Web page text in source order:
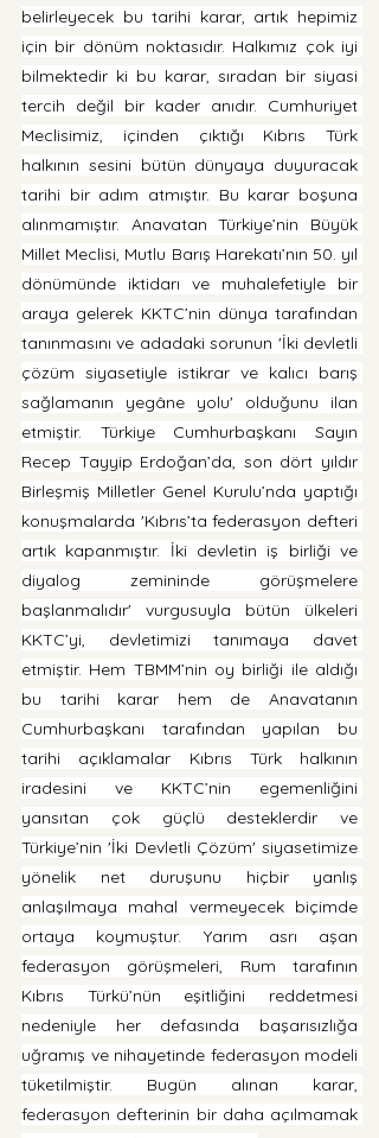
belirleyecek bu tarihi karar, artık hepimiz
için bir dönüm noktasıdır. Halkımız çok iyi
bilmektedir ki bu karar, sıradan bir siyasi
tercih değil bir kader anıdır. Cumhuriyet
Meclisimiz, içinden çıktığı Kıbrıs Türk
halkının sesini bütün dünyaya duyuracak
tarihi bir adım atmıştır. Bu karar boşuna
alınmamıştır. Anavatan Türkiye’nin Büyük
Millet Meclisi, Mutlu Barış Harekatı’nın 50. yıl
dönümünde iktidarı ve muhalefetiyle bir
araya gelerek KKTC’nin dünya tarafından
tanınmasını ve adadaki sorunun 'İki devletli
çözüm siyasetiyle istikrar ve kalıcı barış
sağlamanın yegâne yolu' olduğunu ilan
etmiştir. Türkiye Cumhurbaşkanı Sayın
Recep Tayyip Erdoğan’da, son dört yıldır
Birleşmiş Milletler Genel Kurulu’nda yaptığı
konuşmalarda 'Kıbrıs’ta federasyon defteri
artık kapanmıştır. İki devletin iş birliği ve
diyalog zemininde görüşmelere
başlanmalıdır' vurgusuyla bütün ülkeleri
KKTC’yi, devletimizi tanımaya davet
etmiştir. Hem TBMM’nin oy birliği ile aldığı
bu tarihi karar hem de Anavatanın
Cumhurbaşkanı tarafından yapılan bu
tarihi açıklamalar Kıbrıs Türk halkının
iradesini ve KKTC’nin egemenliğini
yansıtan çok güçlü desteklerdir ve
Türkiye’nin 'İki Devletli Çözüm' siyasetimize
yönelik net duruşunu hiçbir yanlış
anlaşılmaya mahal vermeyecek biçimde
ortaya koymuştur. Yarım asrı aşan
federasyon görüşmeleri, Rum tarafının
Kıbrıs Türkü’nün eşitliğini reddetmesi
nedeniyle her defasında başarısızlığa
uğramış ve nihayetinde federasyon modeli
tüketilmiştir. Bugün alınan karar,
federasyon defterinin bir daha açılmamak